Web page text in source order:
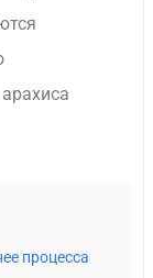
процесса